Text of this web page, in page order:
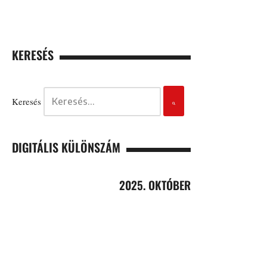
KERESÉS
Keresés
DIGITÁLIS KÜLÖNSZÁM
2025. OKTÓBER